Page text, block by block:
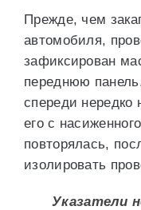
Прежде, чем
автомобиля,
зафиксирован
переднюю
спереди нередко
его с
повторялась,
изолировать
Указатели